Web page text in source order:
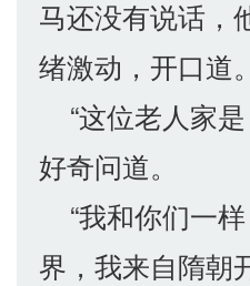
马还没有说话，
绪激动，开口道。
“这位老人家是
好奇问道。
“我和你们一
界，我来自隋朝